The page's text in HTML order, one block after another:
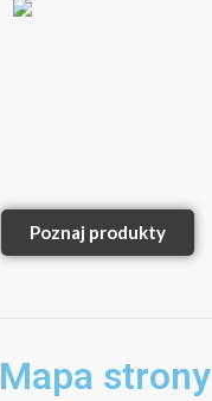
Poznaj produkty
Mapa strony